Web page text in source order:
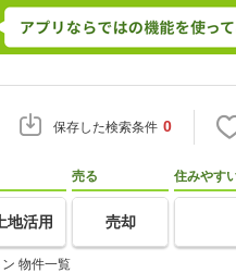
保存した検索条件 0
地活用
売る
売却
住みやす
物件一覧